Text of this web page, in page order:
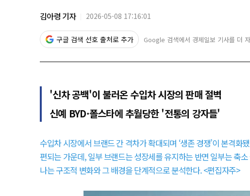
김아령 기자 2026-05-08 17:16:01
구글 검색 선호 출처로 추가 Google 검색에서 경제일보 기사를 더
'신차 공백'이 불러온 수입차 시장의 판매 절벽
신예 BYD·폴스타에 추월당한 '전통의 강자들'
수입차 시장에서 브랜드 간 격차가 확대되며 ‘생존 경쟁’이 본격
편되는 가운데, 일부 브랜드는 성장세를 유지하는 반면 일부는 축
나는 구조적 변화와 그 배경을 단계적으로 분석한다. <편집자주>